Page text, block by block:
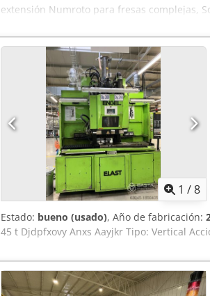
extensión Numroto para fresas complejas,
Multiespiral, Software de monitoreo de
escalonado, Software de giro diferencial
Cambiador automático de muelas, eje de
de refrigerante, Separadores de vapor
cargador de plataforma, bisel automático
central automática, sonda de medición,
muelas. recorrido del eje X: 800 mm
Rjfx Aayskr Ruta de desplazamiento eje B:
portaherramientas: ISO 50 Potencia de
husillo de rectificado continua: máx. 9000
conectada aprox.: (400 V/50 Hz)
color: Amarillo grisáceo
1 /8
Estado: bueno (usado), Año de fabricación:
45 t Djdpfxovy Anxs Aayjkr Tipo: Vertical